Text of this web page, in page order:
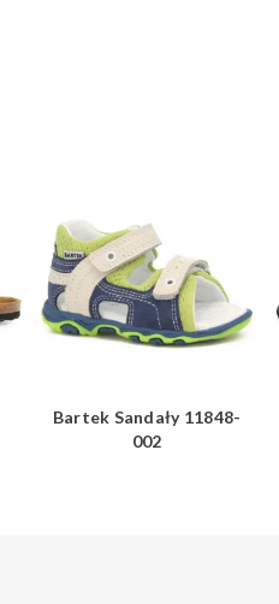
Bartek Sandały 11848-
002